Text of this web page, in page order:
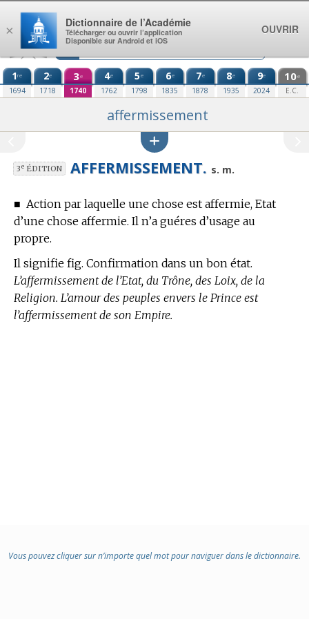
Aller au contenu
1re
1694
2e
1718
3e
1740
4e
1762
5e
1798
6e
1835
7e
1878
8e
1935
9e
2024
10e
E.C.
affermissement
3eÉDITION AFFERMISSEMENT. s. m.
■ Action par laquelle une chose est affermie, Etat
d’une chose affermie. Il n’a guéres d’usage au
propre.
Il signifie fig. Confirmation dans un bon état.
L’affermissement de l’Etat, du Trône, des Loix, de la
Religion. L’amour des peuples envers le Prince est
l’affermissement de son Empire.
Vous pouvez cliquer sur n’importe quel mot pour naviguer dans le dictionnaire.
×
Dictionnaire de l’Académie
Télécharger ou ouvrir l’application
Disponible sur Android et iOS
OUVRIR